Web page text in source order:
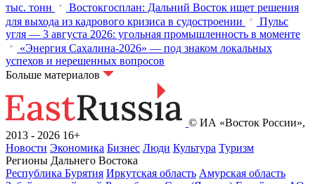
тыс. тонн
Востокгосплан: Дальний Восток ищет решения
для выхода из кадрового кризиса в судостроении
Пульс
угля — 3 августа 2026: угольная промышленность в моменте
«Энергия Сахалина-2026» — под знаком локальных
успехов и нерешенных вопросов
Больше материалов
© ИА «Восток России»,
2013 - 2026 16+
Новости Экономика Бизнес Люди Культура Туризм
Регионы Дальнего Востока
Республика Бурятия Иркутская область Амурская область